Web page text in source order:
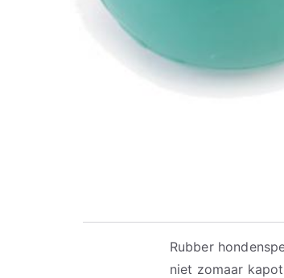
Rubber
niet zomaar